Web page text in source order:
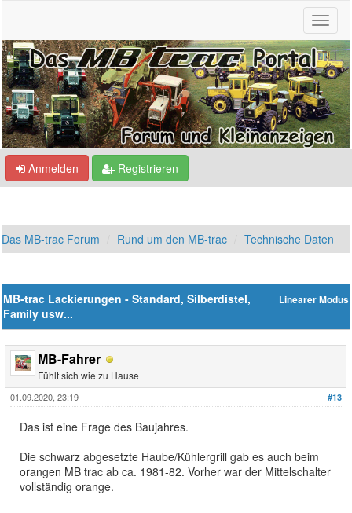
Anmelden Registrieren
Das MB-trac Forum Rund um den MB-trac Technische Daten
Linearer Modus
MB-trac Lackierungen - Standard, Silberdistel,
Family usw...
MB-Fahrer
Fühlt sich wie zu Hause
#13
01.09.2020, 23:19
Das ist eine Frage des Baujahres.
Die schwarz abgesetzte Haube/Kühlergrill gab es auch beim
orangen MB trac ab ca. 1981-82. Vorher war der Mittelschalter
vollständig orange.